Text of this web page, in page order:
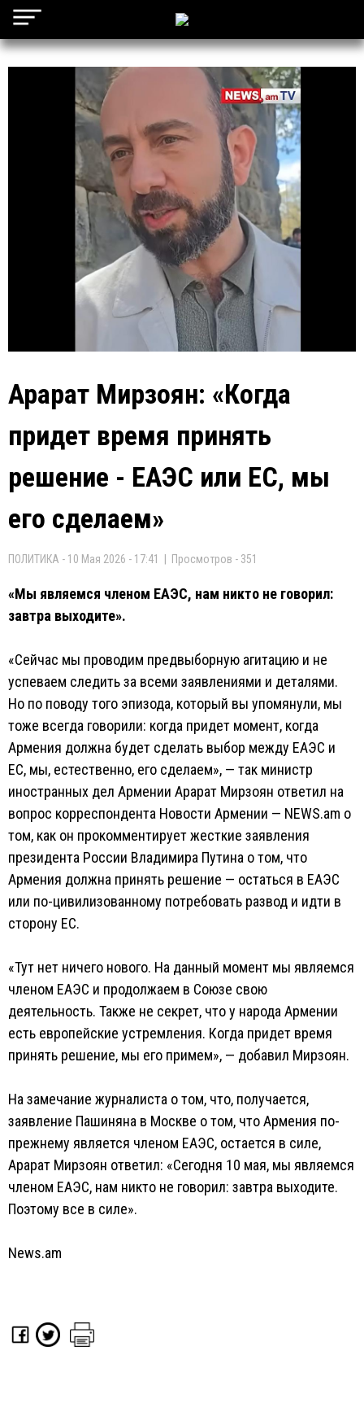
Арарат Мирзоян: «Когда
придет время принять
решение - ЕАЭС или ЕС, мы
его сделаем»
ПОЛИТИКА - 10 Мая 2026 - 17:41 | Просмотров - 351
«Мы являемся членом ЕАЭС, нам никто не говорил:
завтра выходите».
«Сейчас мы проводим предвыборную агитацию и не
успеваем следить за всеми заявлениями и деталями.
Но по поводу того эпизода, который вы упомянули, мы
тоже всегда говорили: когда придет момент, когда
Армения должна будет сделать выбор между ЕАЭС и
ЕС, мы, естественно, его сделаем», — так министр
иностранных дел Армении Арарат Мирзоян ответил на
вопрос корреспондента Новости Армении — NEWS.am о
том, как он прокомментирует жесткие заявления
президента России Владимира Путина о том, что
Армения должна принять решение — остаться в ЕАЭС
или по-цивилизованному потребовать развод и идти в
сторону ЕС.
«Тут нет ничего нового. На данный момент мы являемся
членом ЕАЭС и продолжаем в Союзе свою
деятельность. Также не секрет, что у народа Армении
есть европейские устремления. Когда придет время
принять решение, мы его примем», — добавил Мирзоян.
На замечание журналиста о том, что, получается,
заявление Пашиняна в Москве о том, что Армения по-
прежнему является членом ЕАЭС, остается в силе,
Арарат Мирзоян ответил: «Сегодня 10 мая, мы являемся
членом ЕАЭС, нам никто не говорил: завтра выходите.
Поэтому все в силе».
News.am